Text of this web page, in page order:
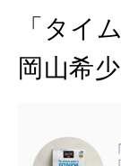
「タイ
岡山希